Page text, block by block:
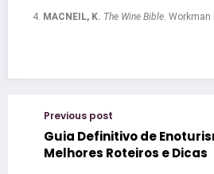
MACNEIL, K. The Wine Bible. Workman
Previous post
Guia Definitivo de
Melhores Roteiros e Dicas